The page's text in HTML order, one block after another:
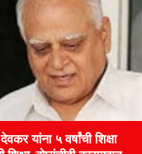
यांना ५ वर्षांची शिक्षा